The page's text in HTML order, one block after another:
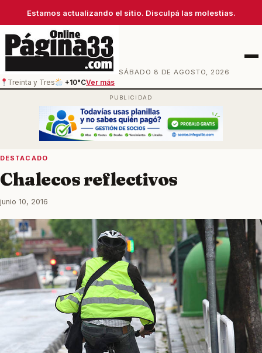
Estamos actualizando el sitio. Disculpá las molestias.
SÁBADO 8 DE AGOSTO, 2026
Treinta y Tres
+10°CVer más
Menú
DESTACADO
Chalecos reflectivos
junio 10, 2016